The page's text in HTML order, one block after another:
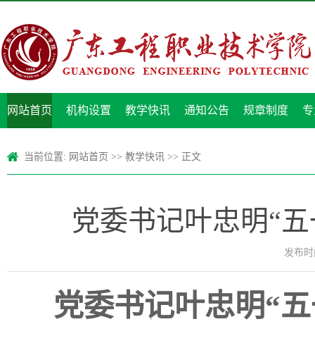
网站首页 机构设置 教学快讯 通知公告 规章制度
当前位置: 网站首页 >> 教学快讯 >> 正文
党委书记叶忠明“
发布时
党委书记叶忠明“